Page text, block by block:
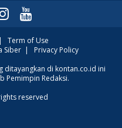
| Term of Use
Siber| Privacy Policy
ditayangkan di kontan.co.id ini
Pemimpin Redaksi.
reserved